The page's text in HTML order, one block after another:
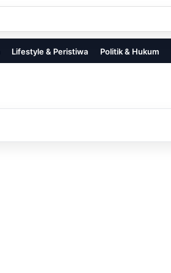
Lifestyle & Peristiwa Politik & Hukum